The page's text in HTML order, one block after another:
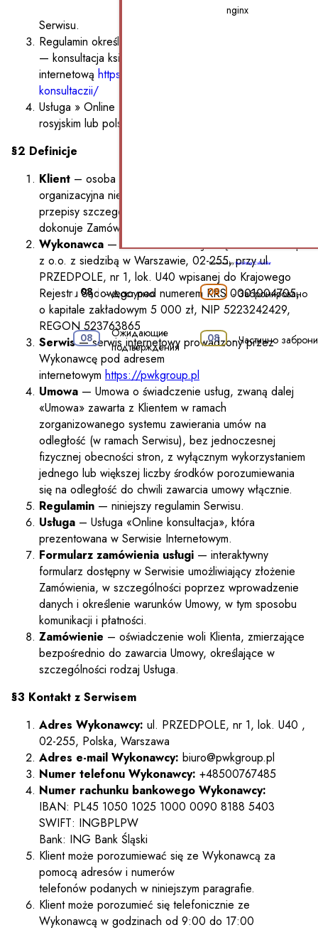
świadczenia usługi na odległość za pośrednictwem
Serwisu.
Regulamin określa warunki i zasady płatności za usługę
— konsultacja księgowego online przez stronę
internetową https://pwkgroup.pl/uslugi/pwk-onlajn-
konsultaczii/
Usługa » Online Konsultacja» prowadzona jest w języku
rosyjskim lub polskim, dla klientów rosyjskojęzycznych.
§2 Definicje
Klient – osoba fizyczna, osoba prawna lub jednostka
organizacyjna nie będącą osobą prawną, której
przepisy szczególne przyznają zdolność prawną, która
dokonuje Zamówienia w ramach Serwisu.
Wykonawca — PARK WYSOKIEJ KSIĘGOWOŚCI Sp.
z o.o. z siedzibą w Warszawie, 02-255, przy ul.
PRZEDPOLE, nr 1, lok. U40 wpisanej do Krajowego
Rejestru Sądowego pod numerem KRS 0001004705,
o kapitale zakładowym 5 000 zł, NIP 5223242429,
REGON 523763865
Serwis— serwis internetowy prowadzony przez
Wykonawcę pod adresem
internetowym https://pwkgroup.pl
Umowa — Umowa o świadczenie usług, zwaną dalej
«Umowa» zawarta z Klientem w ramach
zorganizowanego systemu zawierania umów na
odległość (w ramach Serwisu), bez jednoczesnej
fizycznej obecności stron, z wyłącznym wykorzystaniem
jednego lub większej liczby środków porozumiewania
się na odległość do chwili zawarcia umowy włącznie.
Regulamin — niniejszy regulamin Serwisu.
Usługa – Usługa «Online konsultacja», która
prezentowana w Serwisie Internetowym.
Formularz zamówienia usługi — interaktywny
formularz dostępny w Serwisie umożliwiający złożenie
Zamówienia, w szczególności poprzez wprowadzenie
danych i określenie warunków Umowy, w tym sposobu
komunikacji i płatności.
Zamówienie – oświadczenie woli Klienta, zmierzające
bezpośrednio do zawarcia Umowy, określające w
szczególności rodzaj Usługa.
§3 Kontakt z Serwisem
Adres Wykonawcy: ul. PRZEDPOLE, nr 1, lok. U40 ,
02-255, Polska, Warszawa
Adres e-mail Wykonawcy: biuro@pwkgroup.pl
Numer telefonu Wykonawcy: +48500767485
Numer rachunku bankowego Wykonawcy:
IBAN: PL45 1050 1025 1000 0090 8188 5403
SWIFT: INGBPLPW
Bank: ING Bank Śląski
Klient może porozumiewać się ze Wykonawcą za
pomocą adresów i numerów
telefonów podanych w niniejszym paragrafie.
Klient może porozumieć się telefonicznie ze
Wykonawcą w godzinach od 9:00 do 17:00
nginx
Powered byBooking Calendar
08 - Доступно 08 - Забронировано
08 - Ожидающие
подтверждения
·
08 - Частично